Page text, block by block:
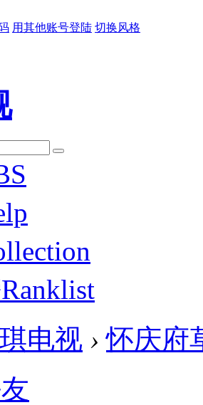
用其他账号登陆 切换风格
Ranklist
电视 › 怀庆府